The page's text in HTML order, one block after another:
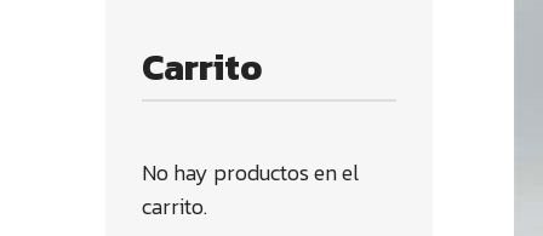
Carrito
No hay productos en el
carrito.